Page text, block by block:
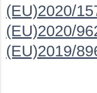
(EU)2020/
(EU)2020/
(EU)2019/